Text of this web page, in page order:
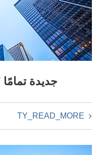
شاشة مقاومة للماء IP67 جديدة تمامًا
TY_READ_MORE